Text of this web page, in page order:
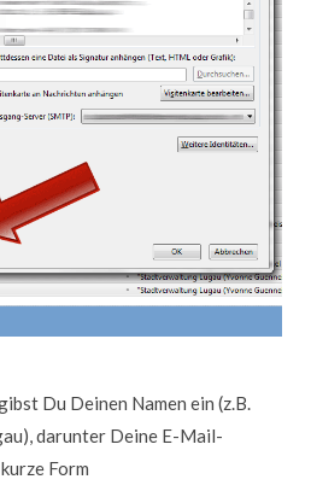
Du Deinen Namen ein (z.B.
darunter Deine E-Mail-
Form